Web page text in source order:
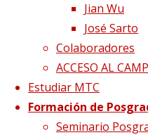
Jian Wu
José Sarto
Colaboradores
ACCESO AL
Estudiar MTC
Formación de
Seminario
Página de Inicio
Gracias